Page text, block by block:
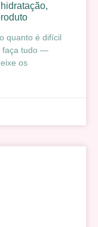
quanto é difícil
faça tudo —
os